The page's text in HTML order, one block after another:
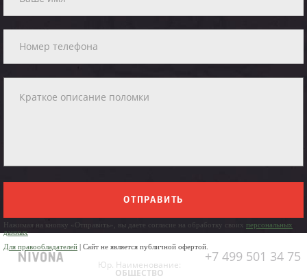
ОТПРАВИТЬ
Нажимая на кнопку «Отправить», вы даете согласие на обработку своих персональных
данных
Для правообладателей | Сайт не является публичной офертой.
+7 499 501 34 75
Юр. Наименование:
ОБЩЕСТВО